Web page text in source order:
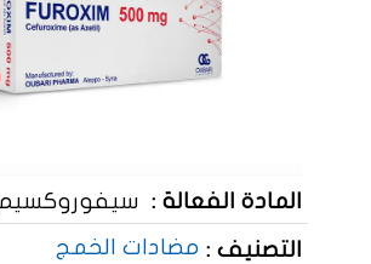
المادة الفعالة :
التصنيف : مضادات الخمج